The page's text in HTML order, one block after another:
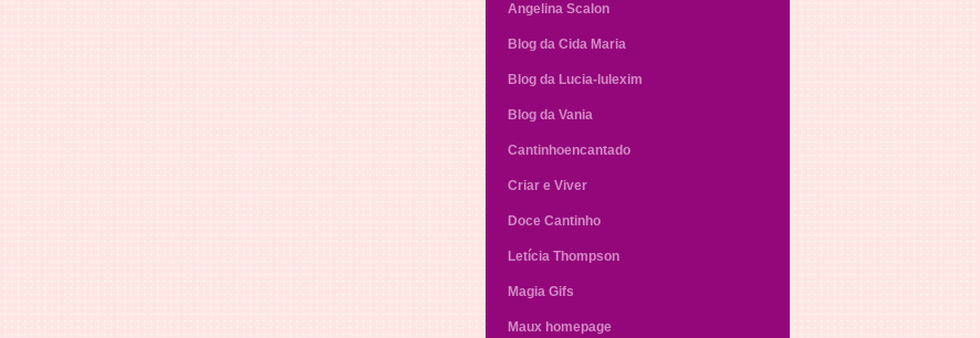
Angelina Scalon
Blog da Cida Maria
Blog da Lucia-lulexim
Blog da Vania
Cantinhoencantado
Criar e Viver
Doce Cantinho
Letícia Thompson
Magia Gifs
Maux homepage